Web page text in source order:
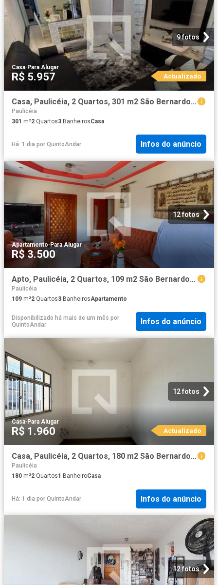
9 fotos
Casa· Para Alugar
R$ 5.957 Actualizado
Casa, Paulicéia, 2 Quartos, 301 m2 São Bernardo do Campo
Paulicéia
301 m²2 Quartos3 BanheirosCasa
Há: 1 dia por QuintoAndar Infos do anúncio
12 fotos
Apartamento·Para Alugar
R$ 3.500
Apto, Paulicéia, 2 Quartos, 109 m2 São Bernardo do Campo
Paulicéia
109 m²2 Quartos3 BanheirosApartamento
Disponibilizado há mais de um mês por
QuintoAndar
Infos do anúncio
12 fotos
Casa· Para Alugar
R$ 1.960 Actualizado
Casa, Paulicéia, 2 Quartos, 180 m2 São Bernardo do Campo
Paulicéia
180 m²2 Quartos1 BanheiroCasa
Há: 1 dia por QuintoAndar Infos do anúncio
12 fotos